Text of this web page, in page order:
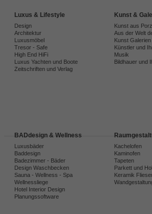
Luxus & Lifestyle
Design
Architektur
Luxusmöbel
Tresor - Safe
High End HiFi
Luxus Yachten und Boote
Zeitschriften und Verlag
Kunst &
Kunst aus
Aus der Welt
Kunst Galerien
Künstler und
Musik
Bildhauer und
BADdesign & Wellness
Luxusbäder
Baddesign
Badezimmer - Bäder
Design Waschbecken
Sauna - Wellness - Spa
Wellnessliege
Hotel Interior Design
Planungssoftware
Kachelofen
Kaminofen
Tapeten
Parkett und
Keramik